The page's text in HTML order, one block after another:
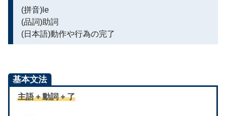
(拼音)le
(品詞)助詞
(日本語)動作や行為の完了
基本文法
主語 + 動詞 + 了